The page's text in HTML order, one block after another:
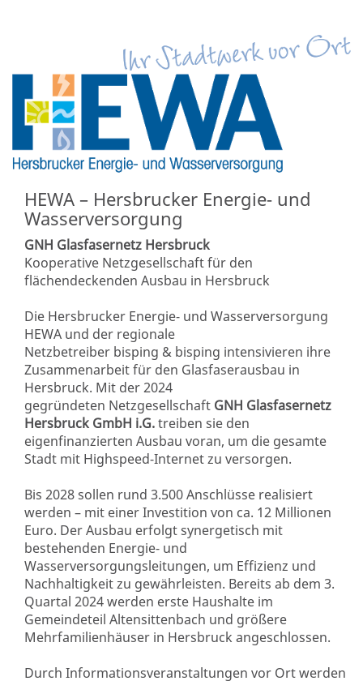
HEWA – Hersbrucker Energie- und
Wasserversorgung
GNH Glasfasernetz Hersbruck
Kooperative Netzgesellschaft für den
flächendeckenden Ausbau in Hersbruck
Die Hersbrucker Energie- und Wasserversorgung
HEWA und der regionale
Netzbetreiber bisping & bisping intensivieren ihre
Zusammenarbeit für den Glasfaserausbau in
Hersbruck. Mit der 2024
gegründeten Netzgesellschaft GNH Glasfasernetz
Hersbruck GmbH i.G.treiben sie den
eigenfinanzierten Ausbau voran, um die gesamte
Stadt mit Highspeed-Internet zu versorgen.
Bis 2028 sollen rund 3.500 Anschlüsse realisiert
werden – mit einer Investition von ca. 12 Millionen
Euro. Der Ausbau erfolgt synergetisch mit
bestehenden Energie- und
Wasserversorgungsleitungen, um Effizienz und
Nachhaltigkeit zu gewährleisten. Bereits ab dem 3.
Quartal 2024 werden erste Haushalte im
Gemeindeteil Altensittenbach und größere
Mehrfamilienhäuser in Hersbruck angeschlossen.
Durch Informationsveranstaltungen vor Ort werden